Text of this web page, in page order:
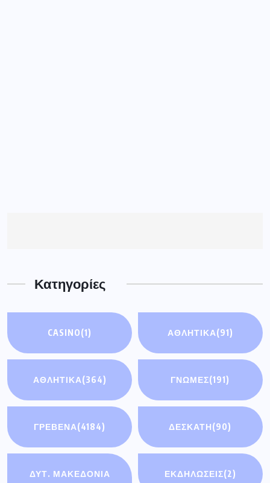
Κατηγορίες
CASINO(1) ΑΘΛΗΤΙΚΆ(91)
ΑΘΛΗΤΙΚΑ(364) ΓΝΩΜΕΣ(191)
ΓΡΕΒΕΝΑ(4184) ΔΕΣΚΑΤΗ(90)
ΔΥΤ. ΜΑΚΕΔΟΝΙΑ
ΕΚΔΗΛΩΣΕΙΣ(2)